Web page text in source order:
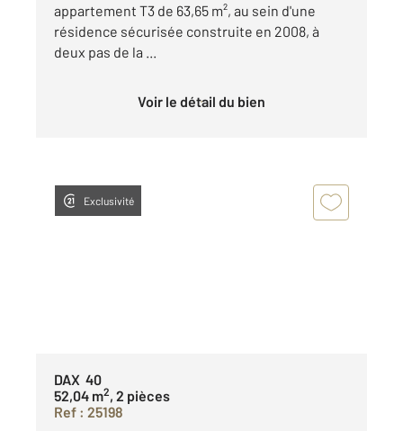
appartement T3 de 63,65 m², au sein d'une
résidence sécurisée construite en 2008, à
deux pas de la ...
Voir le détail du bien
Exclusivité
DAX 40
52,04 m2, 2 pièces
Ref : 25198